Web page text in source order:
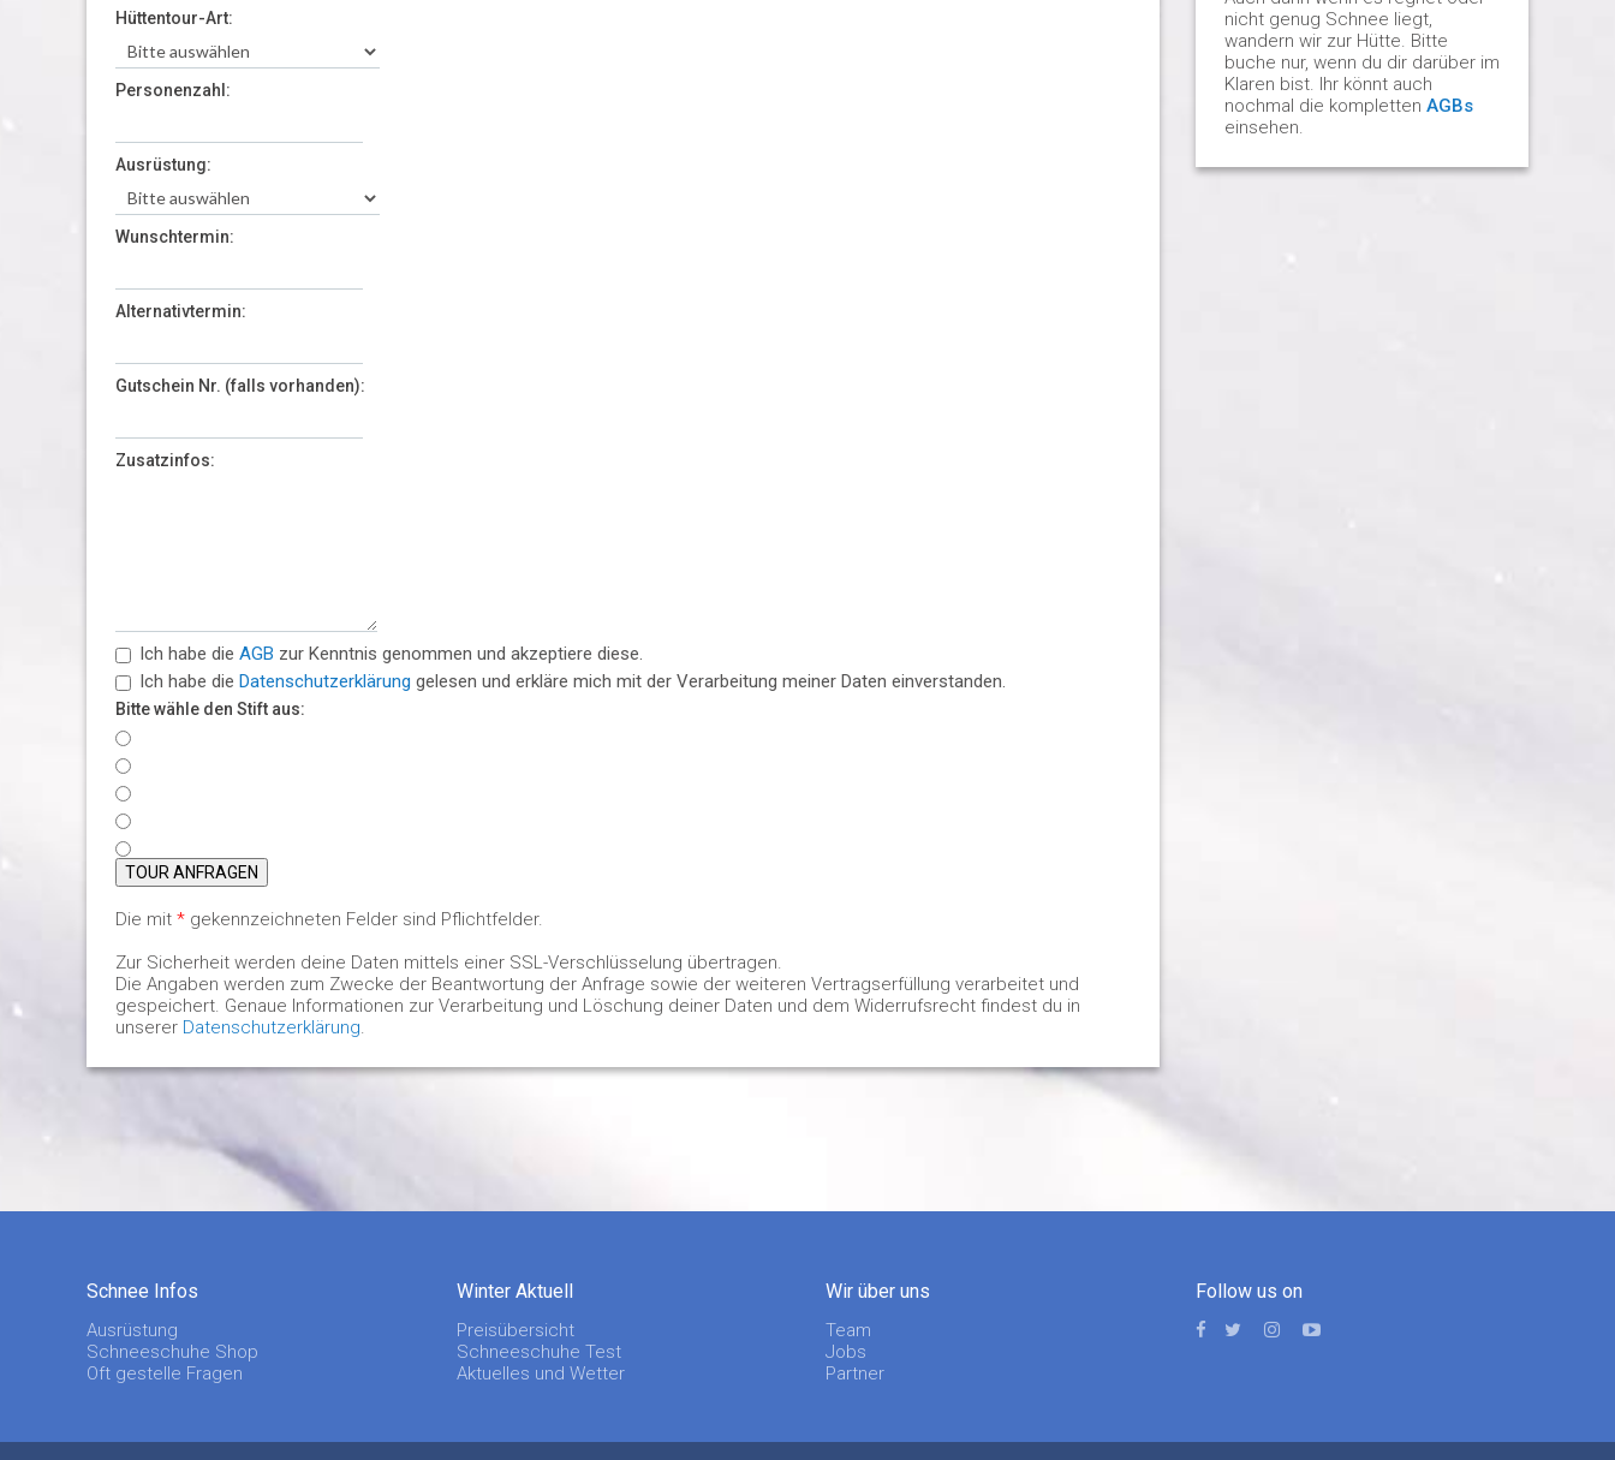
Hüttentour-Art:
Personenzahl:
Ausrüstung:
Wunschtermin:
Alternativtermin:
Gutschein Nr. (falls vorhanden):
Zusatzinfos:
Ich habe die AGB zur Kenntnis genommen und akzeptiere diese.
Ich habe die Datenschutzerklärung gelesen und erkläre mich mit der Verarbeitung meiner Daten einverstanden.
Bitte wähle den Stift aus:
TOUR ANFRAGEN
Die mit * gekennzeichneten Felder sind Pflichtfelder.
Zur Sicherheit werden deine Daten mittels einer SSL-Verschlüsselung übertragen.
Die Angaben werden zum Zwecke der Beantwortung der Anfrage sowie der weiteren Vertragserfüllung verarbeitet und
gespeichert. Genaue Informationen zur Verarbeitung und Löschung deiner Daten und dem Widerrufsrecht findest du in
unserer Datenschutzerklärung.
nicht genug Schnee liegt,
wandern wir zur Hütte. Bitte
buche nur, wenn du dir darüber im
Klaren bist. Ihr könnt auch
nochmal die kompletten AGBs
einsehen.
Schnee Infos
Ausrüstung
Schneeschuhe Shop
Oft gestelle Fragen
Winter Aktuell
Preisübersicht
Schneeschuhe Test
Aktuelles und Wetter
Wir über uns
Team
Jobs
Partner
Follow us on